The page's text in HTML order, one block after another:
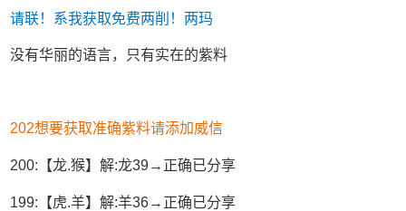
请联！系我获取免费两削！两玛
没有华丽的语言，只有实在的紫料
202想要获取准确紫料请添加威信
200:【龙.猴】解:龙39→正确已分享
199:【虎.羊】解:羊36→正确已分享